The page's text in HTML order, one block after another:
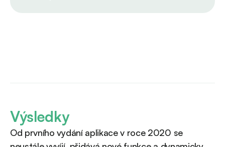
Výsledky
Od prvního vydání aplikace v roce 2020 se